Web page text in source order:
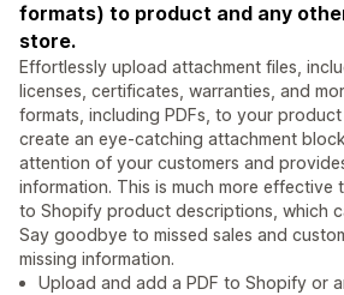
formats) to product and any
store.
Effortlessly upload attachment files,
licenses, certificates, warranties, and
formats, including PDFs, to your
create an eye-catching attachment
attention of your customers and
information. This is much more effective
to Shopify product descriptions, which
Say goodbye to missed sales and
missing information.
Upload and add a PDF to Shopify or